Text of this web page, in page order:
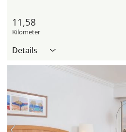
11,58
Kilometer
Details